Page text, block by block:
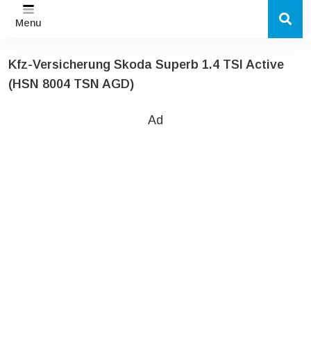
Menu
Kfz-Versicherung Skoda Superb 1.4 TSI Active
(HSN 8004 TSN AGD)
Ad